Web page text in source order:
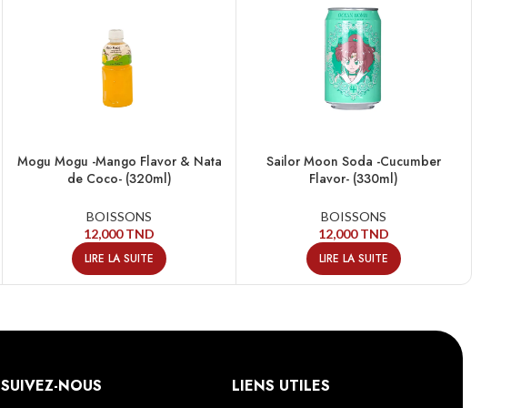
Mogu Mogu -Mango Flavor & Nata
de Coco- (320ml)
BOISSONS
12,000TND
LIRE LA SUITE
Sailor Moon Soda -Cucumber
Flavor- (330ml)
BOISSONS
12,000TND
LIRE LA SUITE
SUIVEZ-NOUS LIENS UTILES